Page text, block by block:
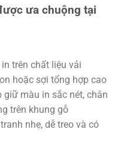
ưa chuộng tại
trên chất liệu vải
hoặc sợi tổng hợp cao
giữ màu in sắc nét, chân
trên khung gỗ
nhẹ, dễ treo và có